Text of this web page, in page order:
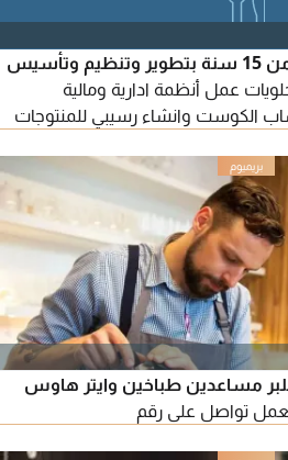
مؤسس ومطور خبرة أكثر من 15 سنة بتطوير وتنظيم وتأسيس
عمل أنظمة ادارية ومالية
الكوست وانشاء رسيبي للمنتوجات
مساعدين طباخين وايتر هاوس
تواصل على رقم